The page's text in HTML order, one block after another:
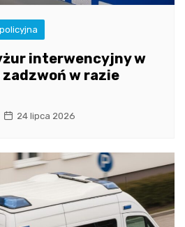
interwencyjny w
zadzwoń w razie
24 lipca 2026